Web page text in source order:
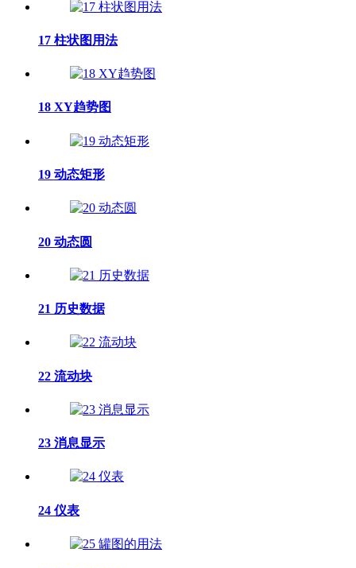
17 柱状图用法
18 XY趋势图
19 动态矩形
20 动态圆
21 历史数据
22 流动块
23 消息显示
24 仪表